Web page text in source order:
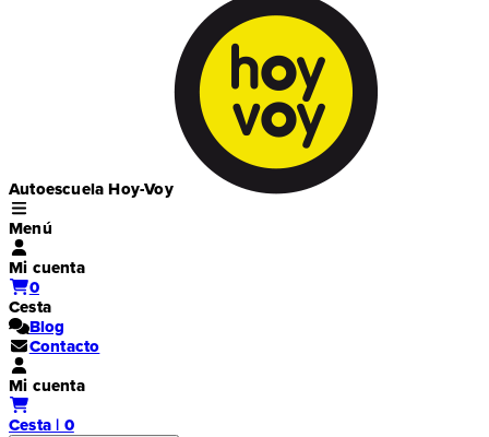
Autoescuela Hoy-Voy
Menú
Mi cuenta
0
Cesta
Blog
Contacto
Mi cuenta
Cesta | 0